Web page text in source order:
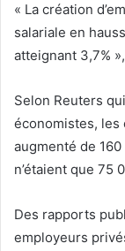
« La création
salariale en
atteignant 3,7%
Selon Reuters
économistes,
augmenté de
n’étaient que 75
Des rapports
employeurs